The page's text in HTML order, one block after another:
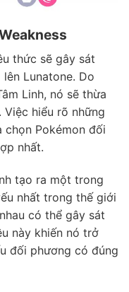
thức sẽ gây sát
Lunatone. Do
Linh, nó sẽ thừa
hiểu rõ những
Pokémon đối
nhất.
tạo ra một trong
nhất trong thế giới
có thể gây sát
này khiến nó trở
đối phương có đúng